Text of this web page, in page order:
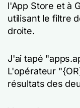
l'App Store et à
utilisant le filtre
droite.
J'ai tapé
L'opérateur
résultats des